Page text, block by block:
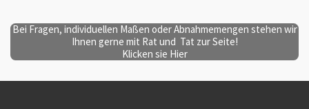
Bei Fragen, individuellen Maßen oder Abnahmemengen stehen wir
Ihnen gerne mit Rat und Tat zur Seite!
Klicken sie Hier